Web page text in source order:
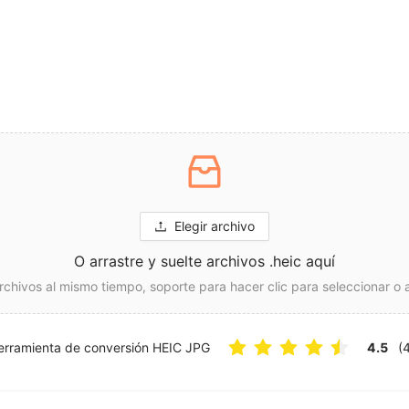
Elegir archivo
O arrastre y suelte archivos .heic aquí
al mismo tiempo, soporte para hacer clic para seleccionar o
de conversión HEIC JPG 4.5 (